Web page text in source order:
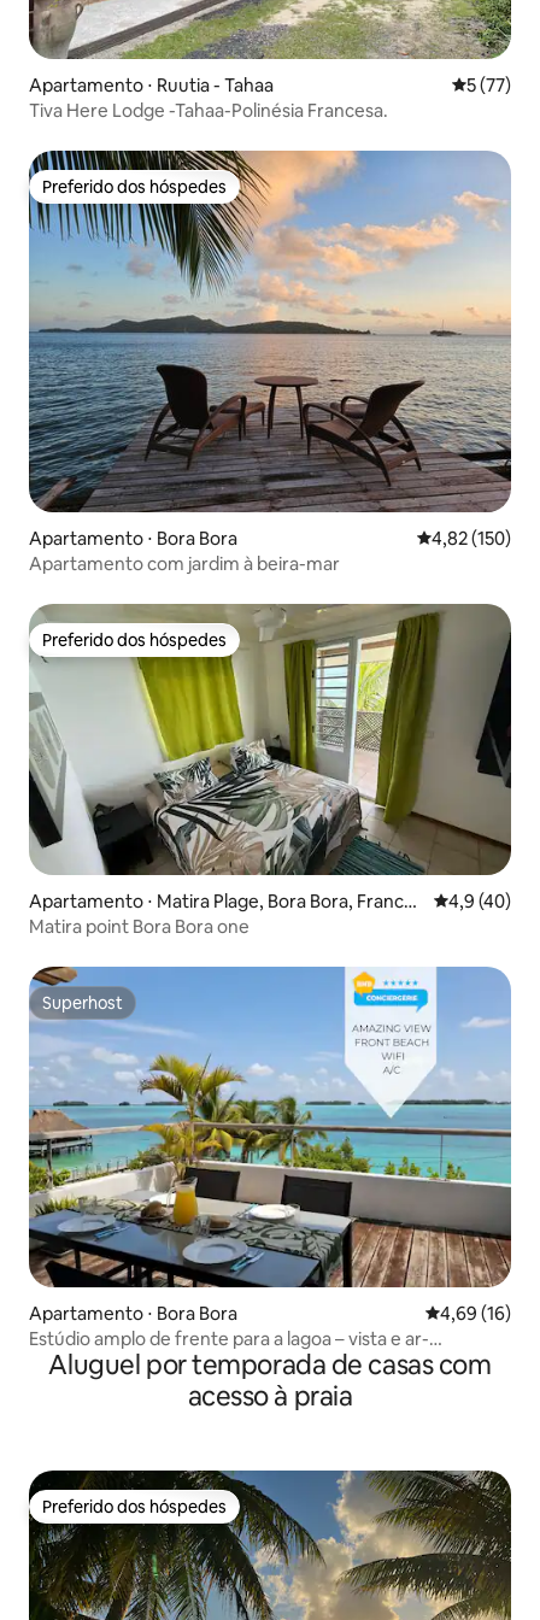
Apartamento ⋅ Ruutia - Tahaa 5 de uma
5 (77)
Tiva Here Lodge -Tahaa-Polinésia Francesa.
Preferido dos hóspedes
Preferido dos hóspedes
Apartamento ⋅ Bora Bora 4,82 de uma
4,82 (150)
Apartamento com jardim à beira-mar
Preferido dos hóspedes
Preferido dos hóspedes
Apartamento ⋅ Matira Plage, Bora Bora, Franch
Polinezia
4,9 de uma
4,9 (40)
Matira point Bora Bora one
Superhost
Superhost
Apartamento ⋅ Bora Bora 4,69 de uma
4,69 (16)
Estúdio amplo de frente para a lagoa – vista e ar-
condicionado
Aluguel por temporada de casas com
acesso à praia
Preferido dos hóspedes
Preferido dos hóspedes